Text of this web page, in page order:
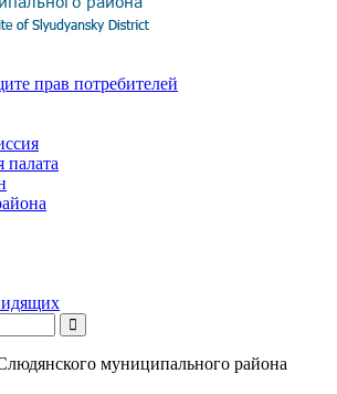
прав потребителей
палата
муниципального района